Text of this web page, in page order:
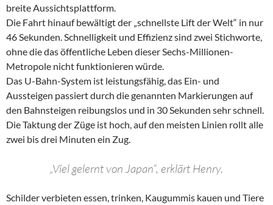
breite Aussichtsplattform.
Die Fahrt hinauf bewältigt der „schnellste Lift der Welt“ in nur
46 Sekunden. Schnelligkeit und Effizienz sind zwei Stichworte,
ohne die das öffentliche Leben dieser Sechs-Millionen-
Metropole nicht funktionieren würde.
Das U-Bahn-System ist leistungsfähig, das Ein- und
Aussteigen passiert durch die genannten Markierungen auf
den Bahnsteigen reibungslos und in 30 Sekunden sehr schnell.
Die Taktung der Züge ist hoch, auf den meisten Linien rollt alle
zwei bis drei Minuten ein Zug.
„Viel gelernt von Japan“, erklärt Henry.
Schilder verbieten essen, trinken, Kaugummis kauen und Tiere